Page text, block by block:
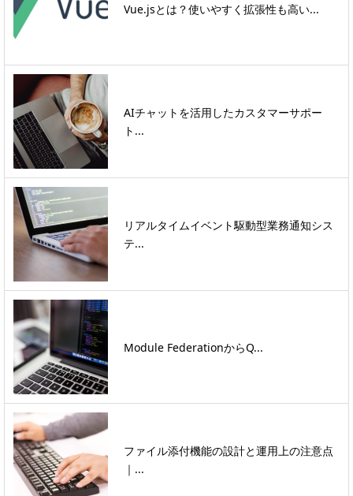
Vue.jsとは？使いやすく拡張性も高い...
AIチャットを活用したカスタマーサポー
ト...
リアルタイムイベント駆動型業務通知シス
テ...
Module FederationからQ...
ファイル添付機能の設計と運用上の注意点
｜...